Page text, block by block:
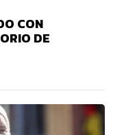
CON
DE